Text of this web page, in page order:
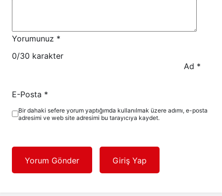
Yorumunuz *
0/30 karakter
Ad *
E-Posta *
Bir dahaki sefere yorum yaptığımda kullanılmak üzere adımı, e-posta
adresimi ve web site adresimi bu tarayıcıya kaydet.
Yorum Gönder Giriş Yap